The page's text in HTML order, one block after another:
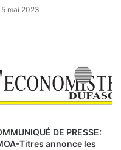
mai 2023
DE PRESSE:
Titres annonce les